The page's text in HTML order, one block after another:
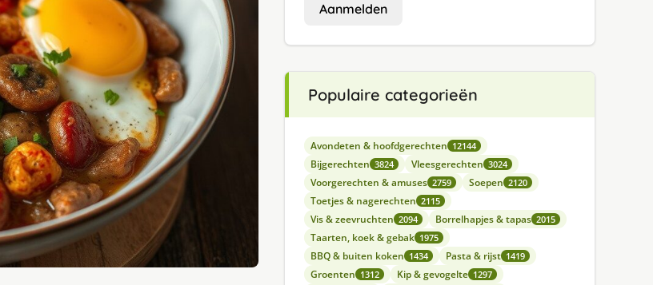
Aanmelden
Populaire categorieën
Avondeten & hoofdgerechten 12144
Bijgerechten 3824 Vleesgerechten 3024
Voorgerechten & amuses 2759 Soepen 2120
Toetjes & nagerechten 2115
Vis & zeevruchten 2094 Borrelhapjes & tapas 2015
Taarten, koek & gebak 1975
BBQ & buiten koken 1434 Pasta & rijst 1419
Groenten 1312 Kip & gevogelte 1297